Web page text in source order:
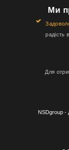
NSDgroup -
Ми
радість
Для